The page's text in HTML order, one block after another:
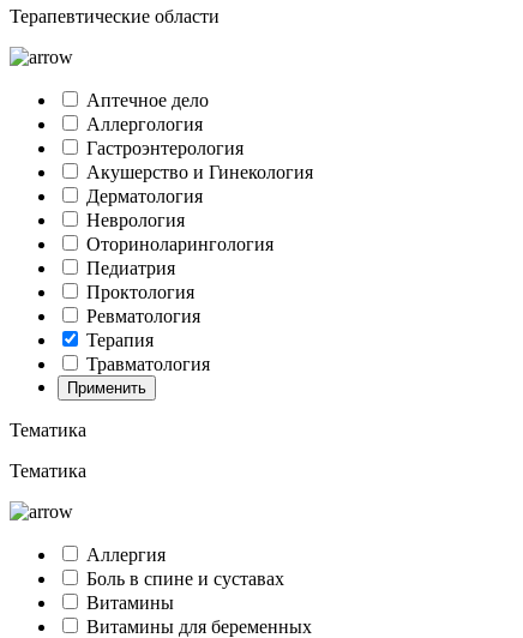
Терапевтические области
Аптечное дело
Аллергология
Гастроэнтерология
Акушерство и Гинекология
Дерматология
Неврология
Оториноларингология
Педиатрия
Проктология
Ревматология
Терапия
Травматология
Применить
Тематика
Тематика
Аллергия
Боль в спине и суставах
Витамины
Витамины для беременных